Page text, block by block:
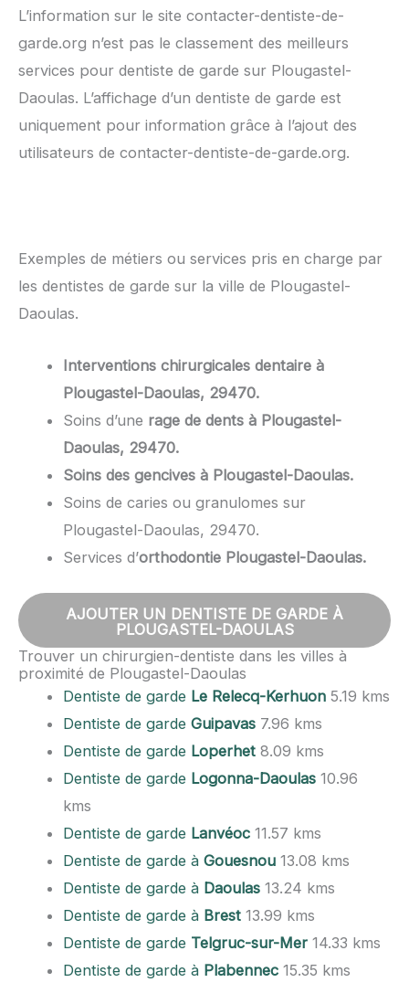
L’information sur le site contacter-dentiste-de-
garde.org n’est pas le classement des meilleurs
services pour dentiste de garde sur Plougastel-
Daoulas. L’affichage d’un dentiste de garde est
uniquement pour information grâce à l’ajout des
utilisateurs de contacter-dentiste-de-garde.org.
Exemples de métiers ou services pris en charge par
les dentistes de garde sur la ville de Plougastel-
Daoulas.
Interventions chirurgicales dentaire à
Plougastel-Daoulas, 29470.
Soins d’une rage de dents à Plougastel-
Daoulas, 29470.
Soins des gencives à Plougastel-Daoulas.
Soins de caries ou granulomes sur
Plougastel-Daoulas, 29470.
Services d’orthodontie Plougastel-Daoulas.
AJOUTER UN DENTISTE DE GARDE À
PLOUGASTEL-DAOULAS
Trouver un chirurgien-dentiste dans les villes à
proximité de Plougastel-Daoulas
Dentiste de garde Le Relecq-Kerhuon 5.19 kms
Dentiste de gardeGuipavas 7.96 kms
Dentiste de garde Loperhet 8.09 kms
Dentiste de garde Logonna-Daoulas 10.96
kms
Dentiste de garde Lanvéoc 11.57 kms
Dentiste de garde àGouesnou 13.08 kms
Dentiste de garde à Daoulas 13.24 kms
Dentiste de garde à Brest 13.99 kms
Dentiste de garde Telgruc-sur-Mer 14.33 kms
Dentiste de garde à Plabennec 15.35 kms